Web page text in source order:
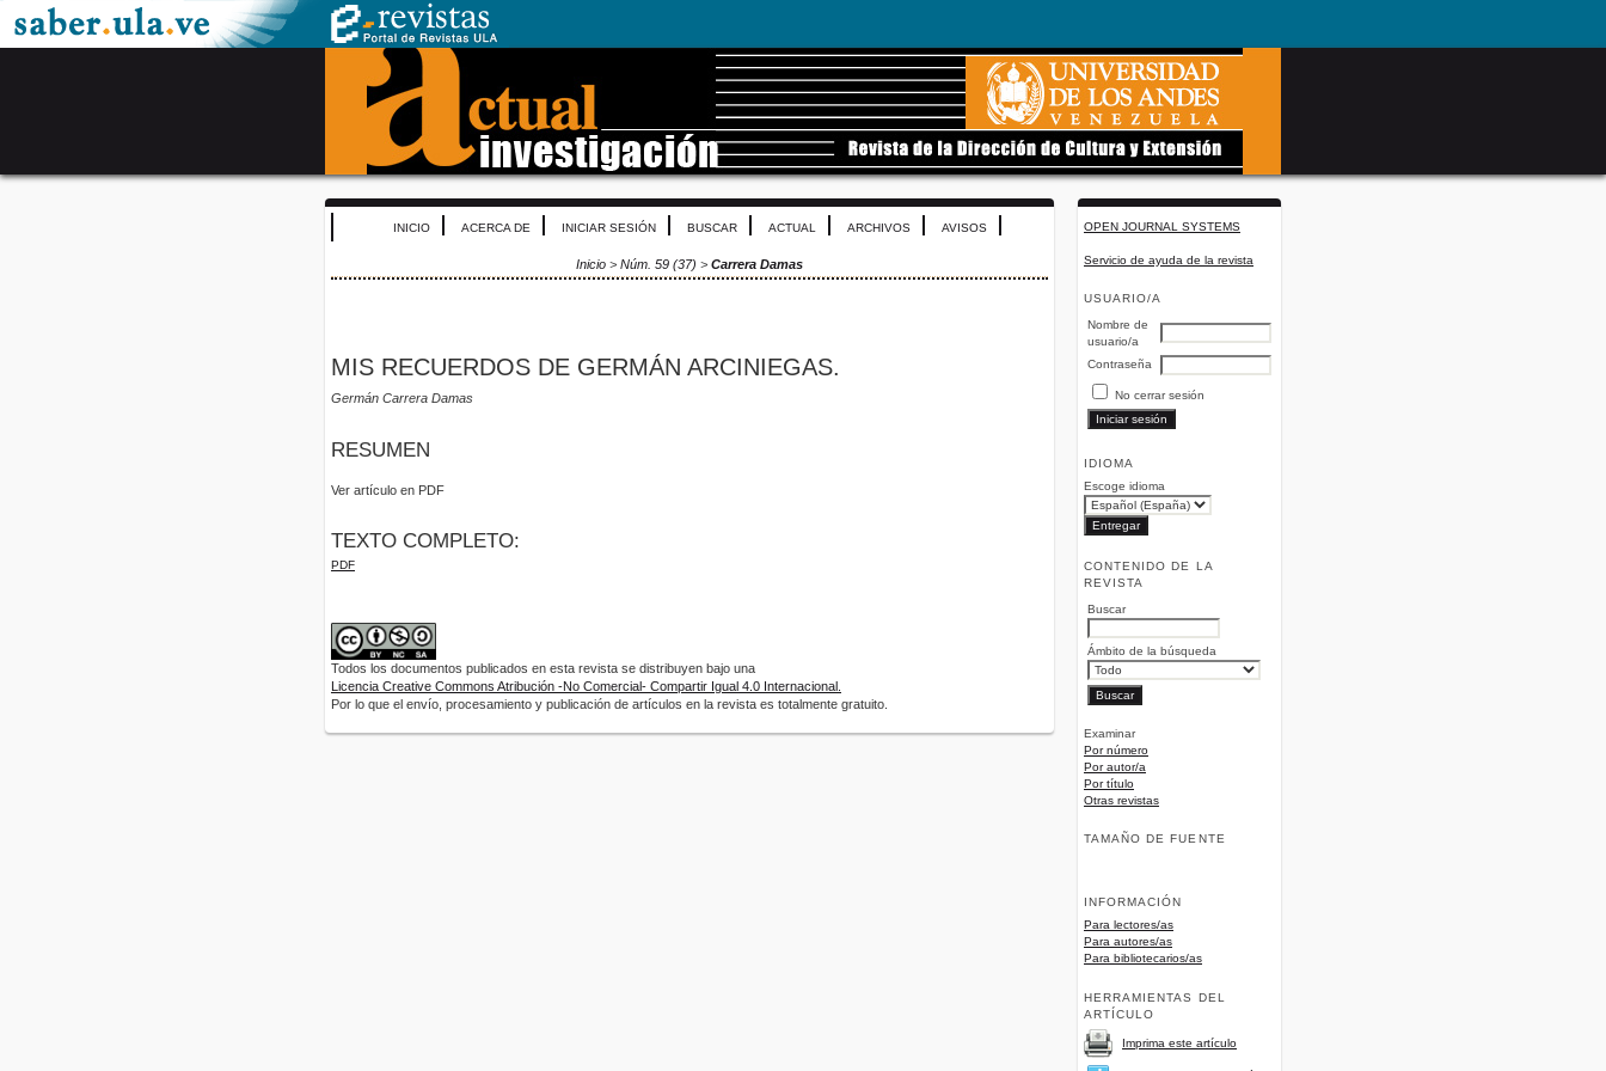
OPEN JOURNAL SYSTEMS
Servicio de ayuda de la revista
USUARIO/A
Nombre de
usuario/a
Contraseña
No cerrar sesión
IDIOMA
Escoge idioma
CONTENIDO DE LA
REVISTA
Buscar
Ámbito de la búsqueda
Examinar
Por número
Por autor/a
Por título
Otras revistas
TAMAÑO DE FUENTE
INFORMACIÓN
Para lectores/as
Para autores/as
Para bibliotecarios/as
HERRAMIENTAS DEL
ARTÍCULO
Imprima este artículo
INICIO ACERCA DE INICIAR SESIÓN BUSCAR ACTUAL ARCHIVOS AVISOS
Inicio > Núm. 59 (37) > Carrera Damas
MIS RECUERDOS DE GERMÁN ARCINIEGAS.
Germán Carrera Damas
RESUMEN
Ver artículo en PDF
TEXTO COMPLETO:
PDF
Todos los documentos publicados en esta revista se distribuyen bajo una
Licencia Creative Commons Atribución -No Comercial- Compartir Igual 4.0 Internacional.
Por lo que el envío, procesamiento y publicación de artículos en la revista es totalmente gratuito.